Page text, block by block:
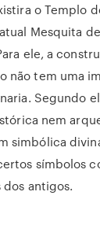
o Templo
Mesquita
ele, a
não tem uma
Segundo
nem
simbólica
símbolos
antigos.